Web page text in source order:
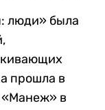
люди» была
прошла в
«Манеж» в